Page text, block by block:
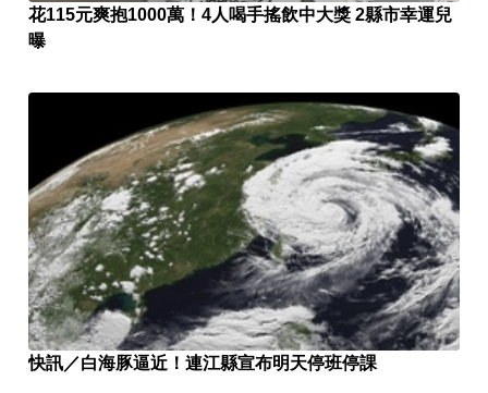
花115元爽抱1000萬！4人喝手搖飲中大獎 2縣市幸運兒
曝
快訊／白海豚逼近！連江縣宣布明天停班停課